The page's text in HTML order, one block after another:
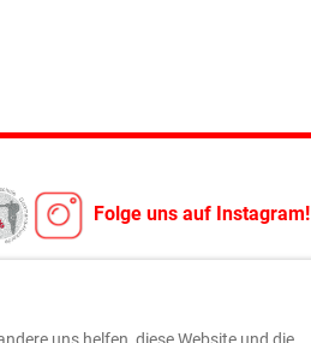
Folge uns auf Instagram!